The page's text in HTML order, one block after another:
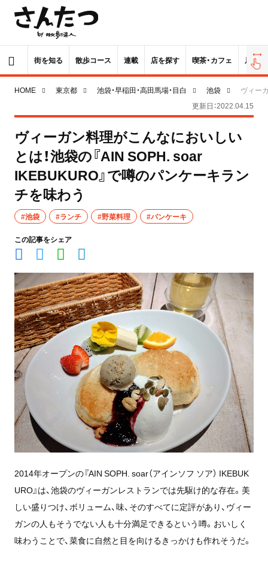
街を知る 散歩コース 連載 店を探す 喫茶・カフェ 居酒屋
HOME 東京都 池袋・早稲田・高田馬場・目白 池袋
ヴィー
更新日：2022.04.15
ヴィーガン料理がこんなにおいしい
とは！池袋の『AIN SOPH. soar
IKEBUKURO』で噂のパンケーキラン
チを味わう
#池袋 #ランチ #野菜料理 #パンケーキ
この記事をシェア
2014年オープンの『AIN SOPH. soar（アインソフ ソア） IKEBUK
URO』は、池袋のヴィーガンレストランでは先駆け的な存在。美
しい盛りつけ、ボリューム、味、そのすべてに定評があり、ヴィー
ガンの人もそうでない人も十分満足できるという噂。おいしく
味わうことで、菜食に自然と目を向けるきっかけも作れそうだ。